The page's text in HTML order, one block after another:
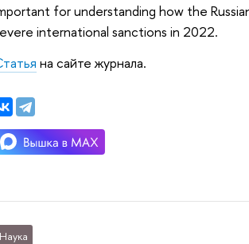
for understanding how the
international sanctions in 2022.
на сайте журнала.
Наука